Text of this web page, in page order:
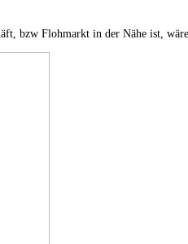
bzw Flohmarkt in der Nähe ist,